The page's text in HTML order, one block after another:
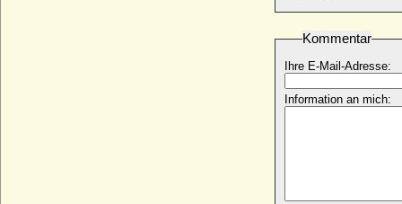
Kommentar
Ihre E-Mail-Adresse:
Information an mich: